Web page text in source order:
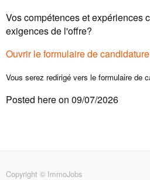
Vos compétences et expériences
exigences de l'offre?
Ouvrir le formulaire de candidature
Vous serez redirigé vers le formulaire de
Posted here on 09/07/2026
Copyright © ImmoJobs